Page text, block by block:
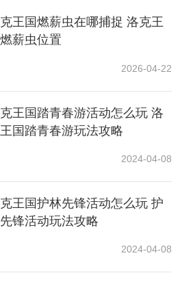
后必须到拉布朗金矿的NPC克
一定概率得到技能石等奖赏。
的洛克王国游戏中的电力之石
帮助到有这个道具的玩家知道
技能石的物品并不多见，大家
王国燃薪虫在哪捕捉 洛克王
薪虫位置
2026-04-22
王国踏青春游活动怎么玩 洛
国踏青春游玩法攻略
2024-04-08
王国护林先锋活动怎么玩 护
锋活动玩法攻略
2024-04-08